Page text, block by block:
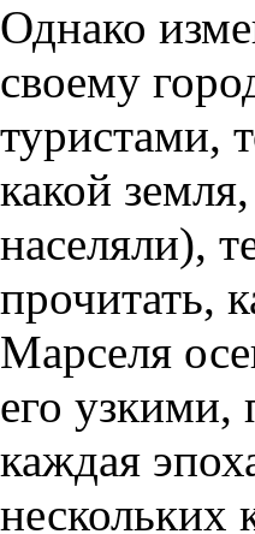
Однако
своему
туристами,
какой
населяли),
прочитать,
Марселя
его
каждая
нескольких